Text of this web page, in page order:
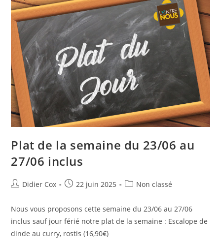
Plat de la semaine du 23/06 au
27/06 inclus
Didier Cox 22 juin 2025 Non classé
Nous vous proposons cette semaine du 23/06 au 27/06
inclus sauf jour férié notre plat de la semaine : Escalope de
dinde au curry, rostis (16,90€)